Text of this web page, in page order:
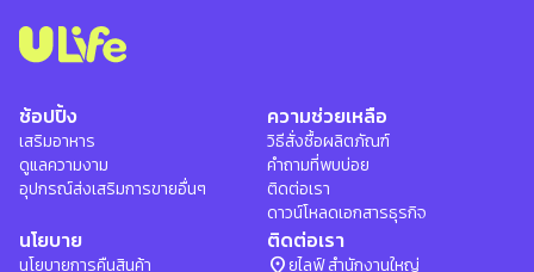
ช้อปปิ้ง
เสริมอาหาร
ดูแลความงาม
อุปกรณ์ส่งเสริมการขายอื่นๆ
ความช่วยเหลือ
วิธีสั่งซื้อผลิตภัณฑ์
คำถามที่พบบ่อย
ติดต่อเรา
ดาวน์โหลดเอกสารธุรกิจ
นโยบาย
นโยบายการคืนสินค้า
ติดต่อเรา
location_onยูไลฟ์ สำนักงานใหญ่